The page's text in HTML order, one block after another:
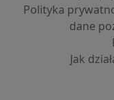
Polityka
dane
Jak